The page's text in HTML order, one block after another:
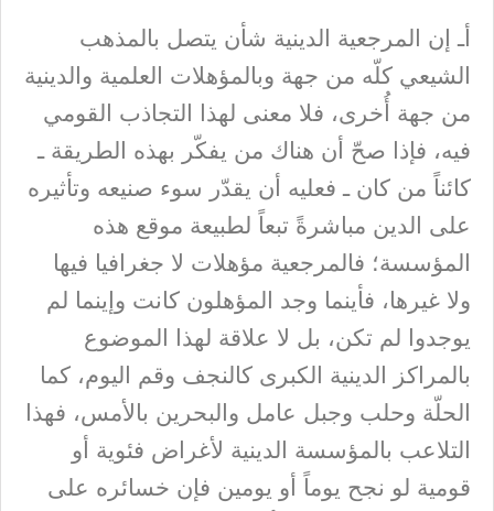
أـ إن المرجعية الدينية شأن يتصل بالمذهب
الشيعي كلّه من جهة وبالمؤهلات العلمية والدينية
من جهة أُخرى، فلا معنى لهذا التجاذب القومي
فيه، فإذا صحّ أن هناك من يفكّر بهذه الطريقة ـ
كائناً من كان ـ فعليه أن يقدّر سوء صنيعه وتأثيره
على الدين مباشرةً تبعاً لطبيعة موقع هذه
المؤسسة؛ فالمرجعية مؤهلات لا جغرافيا فيها
ولا غيرها، فأينما وجد المؤهلون كانت وإينما لم
يوجدوا لم تكن، بل لا علاقة لهذا الموضوع
بالمراكز الدينية الكبرى كالنجف وقم اليوم، كما
الحلّة وحلب وجبل عامل والبحرين بالأمس، فهذا
التلاعب بالمؤسسة الدينية لأغراض فئوية أو
قومية لو نجح يوماً أو يومين فإن خسائره على